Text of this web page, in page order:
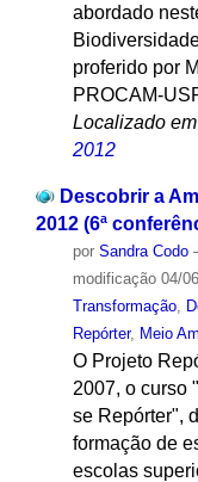
abordado
proferido por
PROCAM-
Localizado em
2012
Descobrir a
2012 (6ª
por Sandra Codo
modificação04/
Transformação,
Repórter, Meio
O Projeto
2007, o curso
se Repórter",
formação de
escolas